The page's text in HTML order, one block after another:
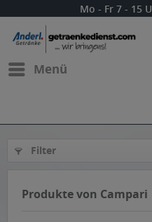
Mo - Fr 7 - 15
Menü
Filter
Produkte von Campari